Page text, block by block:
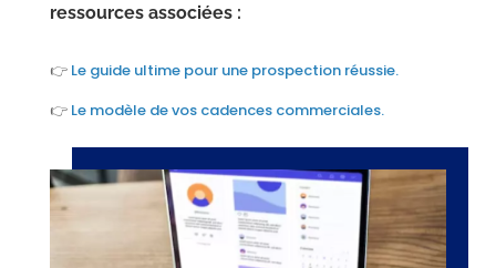
ressources associées :
👉 Le guide ultime pour une prospection réussie.
👉 Le modèle de vos cadences commerciales.